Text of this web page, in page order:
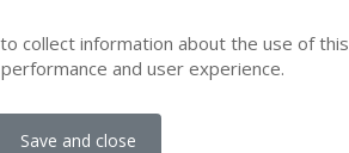
collect information about the use of this
and user experience.
Save and close